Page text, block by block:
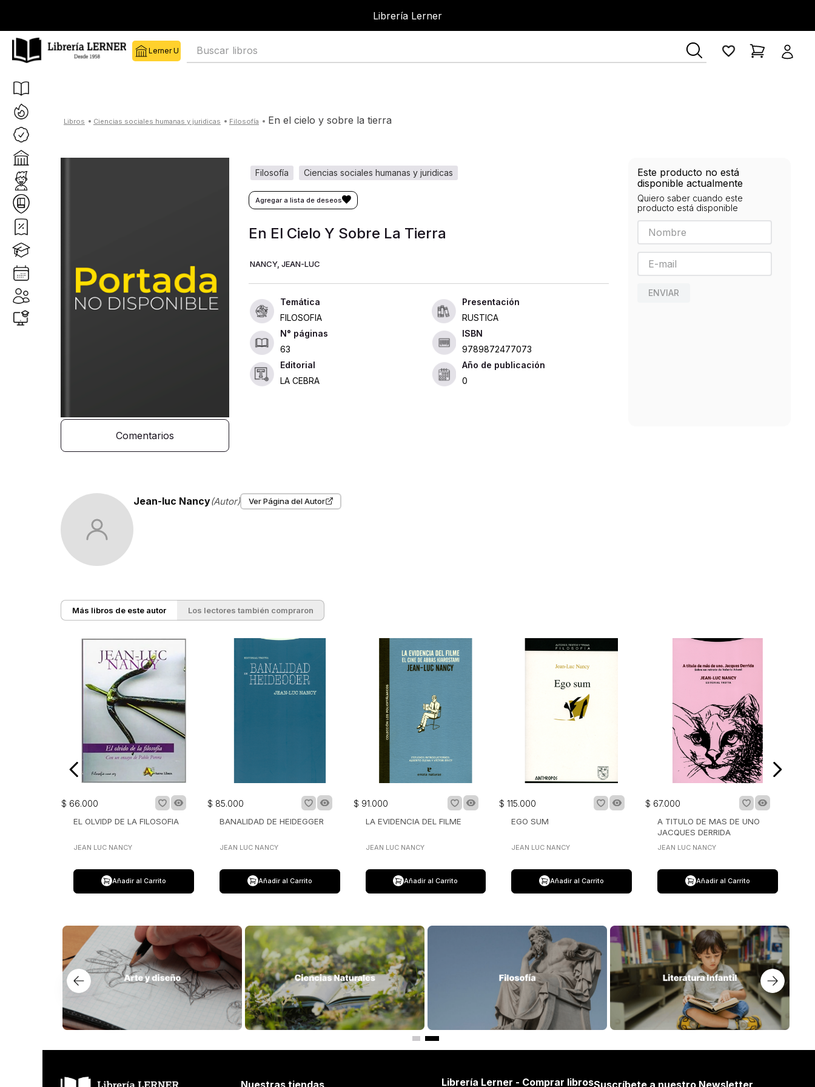
Librería Lerner
Buscar libros
ciencias sociales humanas y juridicas filosofía en el cielo y sobre la tierra
Comentarios
ciencias sociales humanas y juridicas
filosofía
En El Cielo Y Sobre La Tierra
NANCY, JEAN-LUC
FILOSOFIA
Presentación
RUSTICA
63
ISBN
9789872477073
Editorial
LA CEBRA
Año de publicación
0
Este producto no está
disponible actualmente
Quiero saber cuando este
producto está disponible
ENVIAR
Jean-luc Nancy(Autor) Ver Página del Autor
Más libros de este autor Los lectores también compraron
$ 66.000
EL OLVIDP DE LA FILOSOFIA
JEAN LUC NANCY
Añadir al Carrito
$ 85.000
BANALIDAD DE HEIDEGGER
JEAN LUC NANCY
Añadir al Carrito
$ 91.000
LA EVIDENCIA DEL FILME
JEAN LUC NANCY
Añadir al Carrito
$ 115.000
EGO SUM
JEAN LUC NANCY
Añadir al Carrito
$ 67.000
A TITULO DE MAS DE UNO
JACQUES DERRIDA
JEAN LUC NANCY
Añadir al Carrito
Nuestras tiendas
Librería Lerner - Comprar librosSuscríbete a nuestro Newsletter